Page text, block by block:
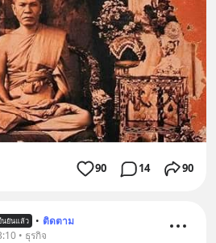
90 14 90
นยันแล้ว • ติดตาม
• ธุรกิจ